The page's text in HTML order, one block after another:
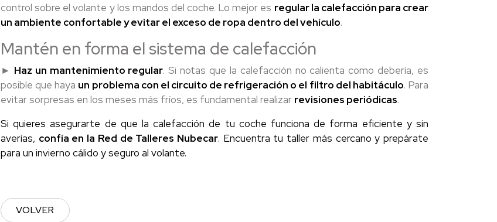
control sobre el volante y los mandos del coche. Lo mejor es regular la calefacción para crear
un ambiente confortable y evitar el exceso de ropa dentro del vehículo.
Mantén en forma el sistema de calefacción
► Haz un mantenimiento regular. Si notas que la calefacción no calienta como debería, es
posible que haya un problema con el circuito de refrigeración o el filtro del habitáculo. Para
evitar sorpresas en los meses más fríos, es fundamental realizar revisiones periódicas.
Si quieres asegurarte de que la calefacción de tu coche funciona de forma eficiente y sin
averías, confía en la Red de Talleres Nubecar. Encuentra tu taller más cercano y prepárate
para un invierno cálido y seguro al volante.
VOLVER